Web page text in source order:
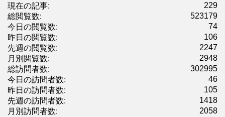
229
現在の記事:
523179
総閲覧数:
74
今日の閲覧数:
106
昨日の閲覧数:
2247
先週の閲覧数:
2948
月別閲覧数:
302995
総訪問者数:
46
今日の訪問者数:
105
昨日の訪問者数:
1418
先週の訪問者数:
2058
月別訪問者数: